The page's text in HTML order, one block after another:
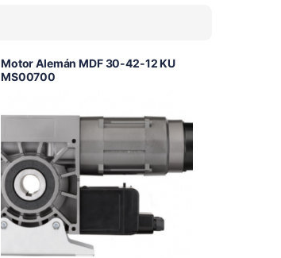
Motor Alemán MDF 30-42-12 KU
MS00700